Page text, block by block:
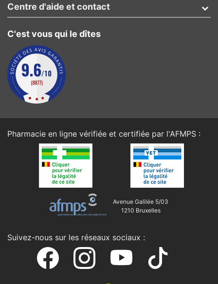
C'est vous qui le dîtes
Centre d'aide et contact
Pharmacie en ligne vérifiée et certifiée par l'AFMPS :
Avenue Galilée 5/03
1210 Bruxelles
Suivez-nous sur les réseaux sociaux :